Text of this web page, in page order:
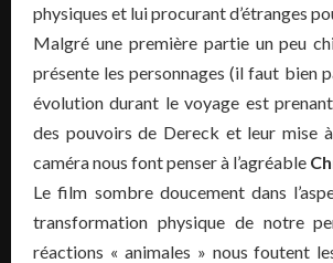
physiques et lui procurant d’étranges
Malgré une première partie un peu
présente les personnages (il faut bien
évolution durant le voyage est
des pouvoirs de Dereck et leur mise à
caméra nous font penser à l’agréable
Le film sombre doucement dans
transformation physique de notre
réactions « animales » nous foutent